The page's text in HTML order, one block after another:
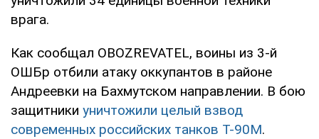
врага.
Как сообщал OBOZREVATEL, воины из 3-й
ОШБр отбили атаку оккупантов в районе
Андреевки на Бахмутском направлении. В бою
защитники уничтожили целый взвод
современных российских танков Т-90М.